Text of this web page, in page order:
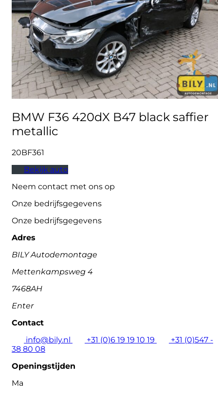
BMW F36 420dX B47 black saffier
metallic
20BF361
Bekijk auto
Neem contact met ons op
Onze bedrijfsgegevens
Onze bedrijfsgegevens
Adres
BILY Autodemontage
Mettenkampsweg 4
7468AH
Enter
Contact
info@bily.nl
+31 (0)6 19 19 10 19
+31 (0)547 -
38 80 08
Openingstijden
Ma